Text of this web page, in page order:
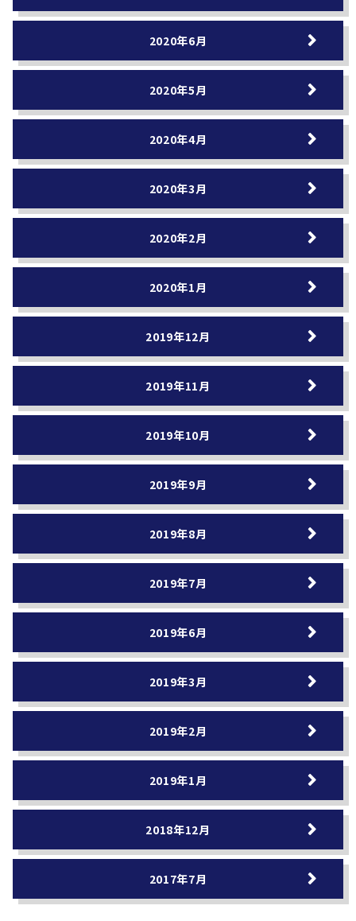
2020年6月
2020年5月
2020年4月
2020年3月
2020年2月
2020年1月
2019年12月
2019年11月
2019年10月
2019年9月
2019年8月
2019年7月
2019年6月
2019年3月
2019年2月
2019年1月
2018年12月
2017年7月